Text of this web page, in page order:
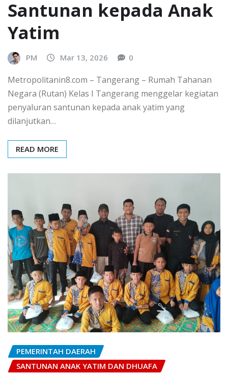
Santunan kepada Anak
Yatim
PM Mar 13, 2026 0
Metropolitanin8.com – Tangerang – Rumah Tahanan
Negara (Rutan) Kelas I Tangerang menggelar kegiatan
penyaluran santunan kepada anak yatim yang
dilanjutkan…
READ MORE
PEMERINTAH DAERAH
SANTUNAN ANAK YATIM DAN DHUAFA